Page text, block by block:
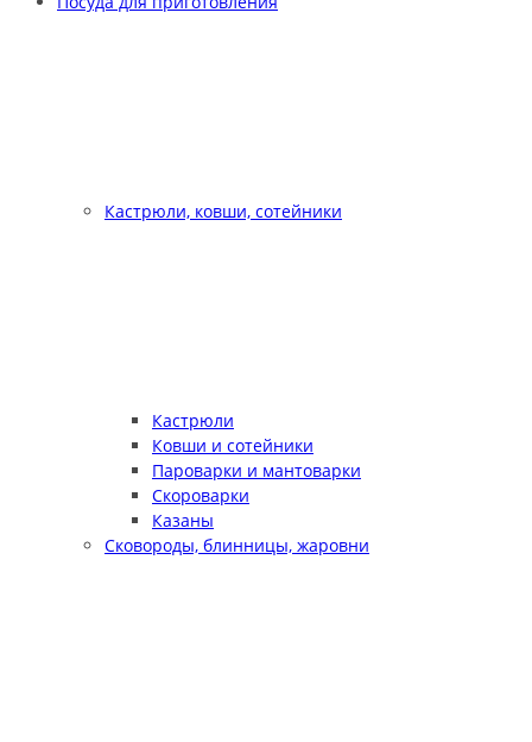
Кастрюли, ковши, сотейники
Кастрюли
Ковши и сотейники
Пароварки и мантоварки
Скороварки
Казаны
Сковороды, блинницы, жаровни